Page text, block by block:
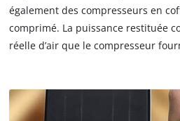
également des compresseurs en
comprimé. La puissance restituée
réelle d’air que le compresseur